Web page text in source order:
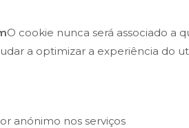
O cookie nunca será associado a
a optimizar a experiência do
anónimo nos serviços